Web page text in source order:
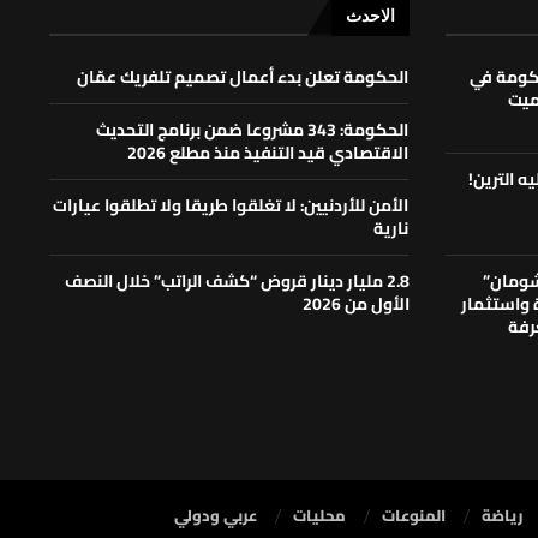
في
الترين!
واستثمار
الاحدث
الحكومة تعلن بدء أعمال تصميم تلفريك عمّان
الحكومة: 343 مشروعا ضمن برنامج التحديث
الاقتصادي قيد التنفيذ منذ مطلع 2026
الأمن للأردنيين: لا تغلقوا طريقا ولا تطلقوا عيارات
نارية
2.8 مليار دينار قروض “كشف الراتب” خلال النصف
الأول من 2026
رياضة المنوعات محليات ⁠عربي ودولي